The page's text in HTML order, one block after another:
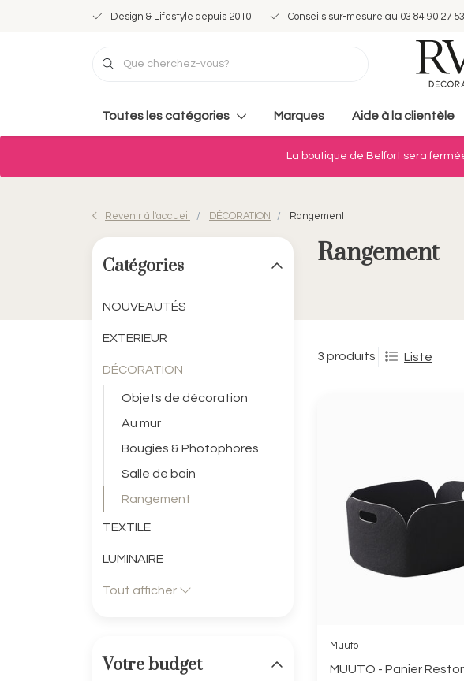
Design & Lifestyle depuis 2010 Conseils sur-mesure au 03 84 90 27 53
Toutes les catégories Marques Aide à la clientèle
La boutique de Belfort sera
Revenir à l'accueil DÉCORATION Rangement
Rangement
3 produits Liste
Muuto
MUUTO - Panier
Catégories
NOUVEAUTÉS
EXTERIEUR
DÉCORATION
Objets de décoration
Au mur
Bougies & Photophores
Salle de bain
Rangement
TEXTILE
LUMINAIRE
Tout afficher
Votre budget